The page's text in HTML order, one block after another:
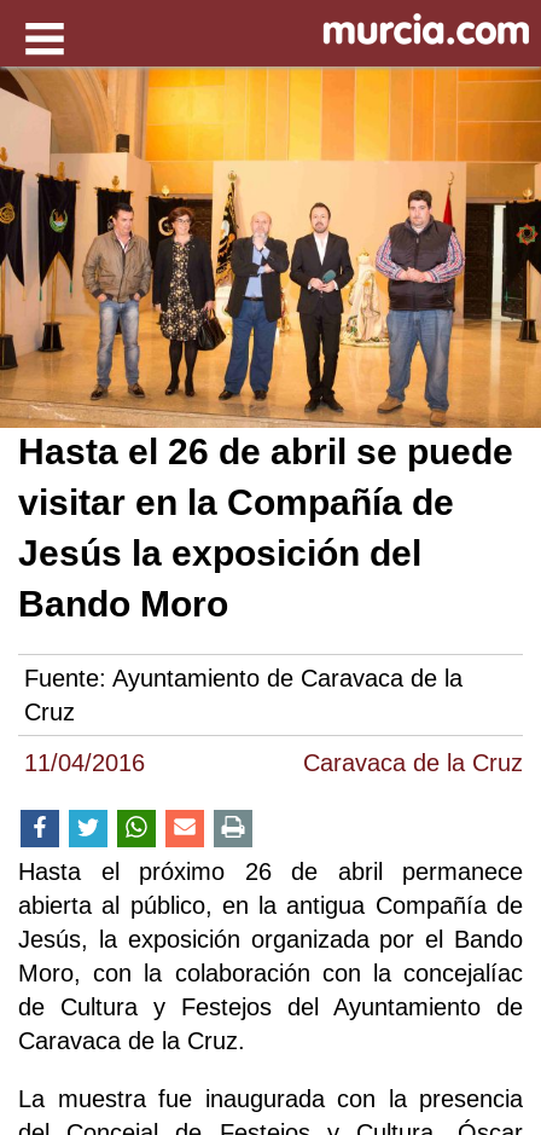
11/04/2016 Caravaca de la Cruz
Hasta el 26 de abril se puede
visitar en la Compañía de
Jesús la exposición del
Bando Moro
Fuente: Ayuntamiento de Caravaca de la
Cruz
Hasta el próximo 26 de abril permanece
abierta al público, en la antigua Compañía de
Jesús, la exposición organizada por el Bando
Moro, con la colaboración con la concejalíac
de Cultura y Festejos del Ayuntamiento de
Caravaca de la Cruz.
La muestra fue inaugurada con la presencia